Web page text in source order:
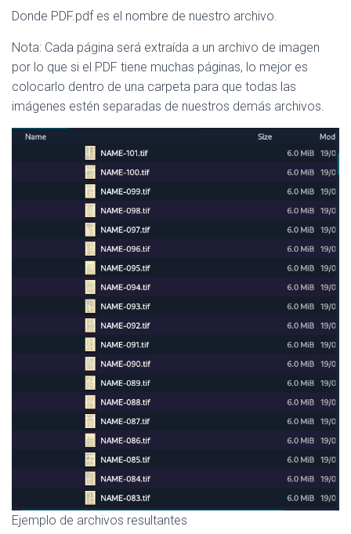
Donde PDF.pdf es el nombre de nuestro archivo.
Nota: Cada página será extraída a un archivo de imagen
por lo que si el PDF tiene muchas páginas, lo mejor es
colocarlo dentro de una carpeta para que todas las
imágenes estén separadas de nuestros demás archivos.
Ejemplo de archivos resultantes